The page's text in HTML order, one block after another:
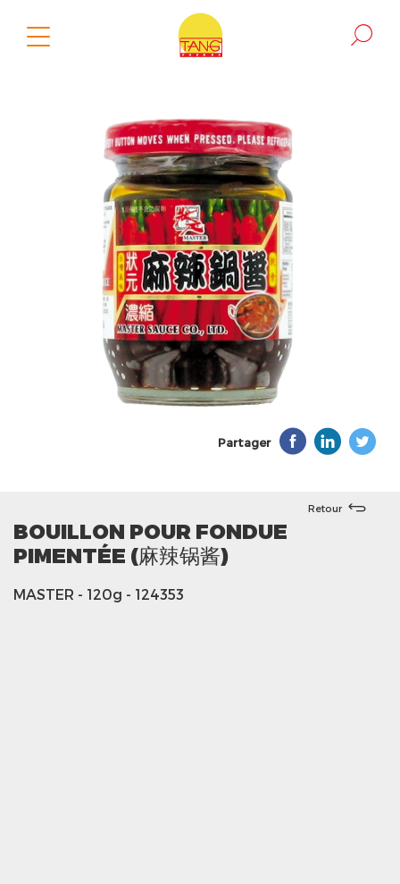
Partager
Retour
BOUILLON POUR FONDUE
PIMENTÉE (麻辣锅酱)
MASTER - 120g - 124353